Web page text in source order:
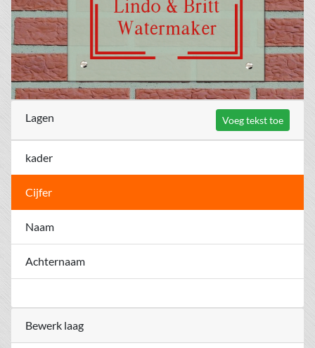
Lagen Voeg tekst toe
kader
Cijfer
Naam
Achternaam
Bewerk laag